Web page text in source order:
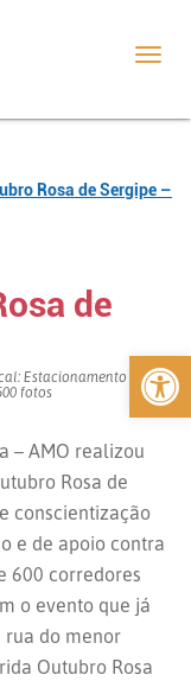
Abrir
Rosa de Sergipe –
de
Estacionamento do
fotos
– AMO realizou
Rosa de
conscientização
e de apoio contra
600 corredores
o evento que já
rua do menor
Outubro Rosa